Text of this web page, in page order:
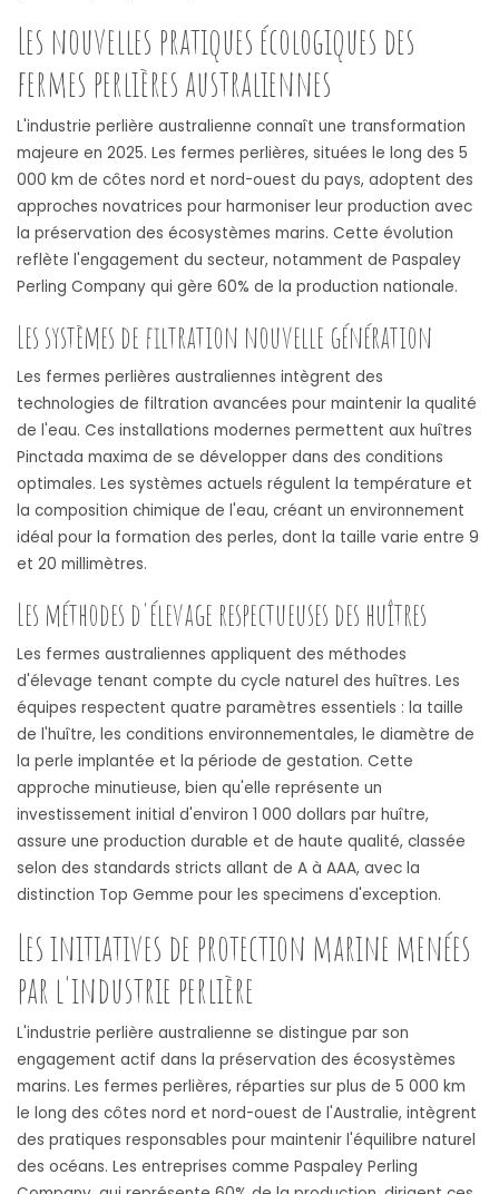
Les nouvelles pratiques écologiques des
fermes perlières australiennes
L'industrie perlière australienne connaît une transformation
majeure en 2025. Les fermes perlières, situées le long des 5
000 km de côtes nord et nord-ouest du pays, adoptent des
approches novatrices pour harmoniser leur production avec
la préservation des écosystèmes marins. Cette évolution
reflète l'engagement du secteur, notamment de Paspaley
Perling Company qui gère 60% de la production nationale.
Les systèmes de filtration nouvelle génération
Les fermes perlières australiennes intègrent des
technologies de filtration avancées pour maintenir la qualité
de l'eau. Ces installations modernes permettent aux huîtres
Pinctada maxima de se développer dans des conditions
optimales. Les systèmes actuels régulent la température et
la composition chimique de l'eau, créant un environnement
idéal pour la formation des perles, dont la taille varie entre 9
et 20 millimètres.
Les méthodes d'élevage respectueuses des huîtres
Les fermes australiennes appliquent des méthodes
d'élevage tenant compte du cycle naturel des huîtres. Les
équipes respectent quatre paramètres essentiels : la taille
de l'huître, les conditions environnementales, le diamètre de
la perle implantée et la période de gestation. Cette
approche minutieuse, bien qu'elle représente un
investissement initial d'environ 1 000 dollars par huître,
assure une production durable et de haute qualité, classée
selon des standards stricts allant de A à AAA, avec la
distinction Top Gemme pour les specimens d'exception.
Les initiatives de protection marine menées
par l'industrie perlière
L'industrie perlière australienne se distingue par son
engagement actif dans la préservation des écosystèmes
marins. Les fermes perlières, réparties sur plus de 5 000 km
le long des côtes nord et nord-ouest de l'Australie, intègrent
des pratiques responsables pour maintenir l'équilibre naturel
des océans. Les entreprises comme Paspaley Perling